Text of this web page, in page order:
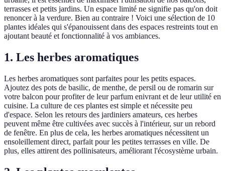
terrasses et petits jardins. Un espace limité ne signifie pas qu'on doit
renoncer à la verdure. Bien au contraire ! Voici une sélection de 10
plantes idéales qui s'épanouissent dans des espaces restreints tout en
ajoutant beauté et fonctionnalité à vos ambiances.
1. Les herbes aromatiques
Les herbes aromatiques sont parfaites pour les petits espaces.
Ajoutez des pots de basilic, de menthe, de persil ou de romarin sur
votre balcon pour profiter de leur parfum enivrant et de leur utilité en
cuisine. La culture de ces plantes est simple et nécessite peu
d'espace. Selon les retours des jardiniers amateurs, ces herbes
peuvent même être cultivées avec succès à l'intérieur, sur un rebord
de fenêtre. En plus de cela, les herbes aromatiques nécessitent un
ensoleillement direct, parfait pour les petites terrasses en ville. De
plus, elles attirent des pollinisateurs, améliorant l'écosystème urbain.